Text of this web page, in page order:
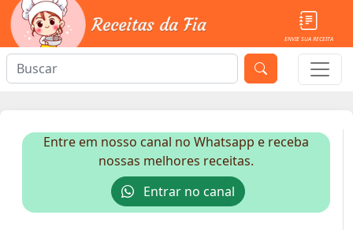
ENVIE SUA RECEITA
Entre em nosso canal no Whatsapp e receba
nossas melhores receitas.
Entrar no canal